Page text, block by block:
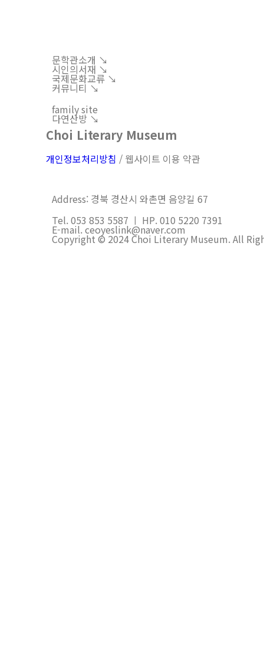
문학관소개 ↘︎
시인의서재 ↘︎
국제문화교류 ↘︎
커뮤니티 ↘︎
family site
다연산방 ↘︎
Choi Literary Museum
개인정보처리방침 / 웹사이트 이용 약관
Address: 경북 경산시 와촌면 음양길 67
Tel. 053 853 5587 ㅣ HP. 010 5220 7391
E-mail. ceoyeslink@naver.com
Copyright © 2024 Choi Literary Museum. All